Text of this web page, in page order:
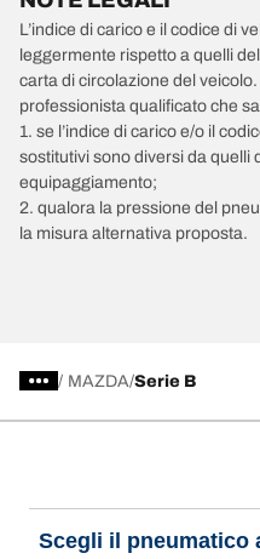
L’indice di carico e il codice di
leggermente rispetto a quelli
carta di circolazione del
professionista qualificato che
1. se l’indice di carico e/o il
sostitutivi sono diversi da quelli
equipaggiamento;
2. qualora la pressione del
la misura alternativa proposta.
/ MAZDA Serie B
Scegli il pneumatico